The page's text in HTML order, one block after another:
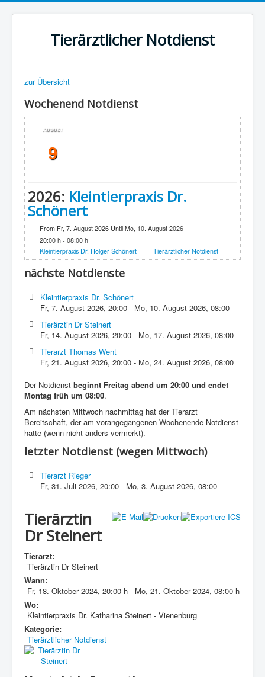
Tierärztlicher Notdienst
zur Übersicht
Wochenend Notdienst
AUGUST
9
2026: Kleintierpraxis Dr.
Schönert
From Fr, 7. August 2026 Until Mo, 10. August 2026
20:00 h - 08:00 h
Kleintierpraxis Dr. Holger Schönert
Tierärztlicher Notdienst
nächste Notdienste
Kleintierpraxis Dr. Schönert
Fr, 7. August 2026,20:00 - Mo, 10. August 2026,08:00
Tierärztin Dr Steinert
Fr, 14. August 2026,20:00 - Mo, 17. August 2026,08:00
Tierarzt Thomas Went
Fr, 21. August 2026,20:00 - Mo, 24. August 2026,08:00
Der Notdienst beginnt Freitag abend um 20:00 und endet
Montag früh um 08:00.
Am nächsten Mittwoch nachmittag hat der Tierarzt
Bereitschaft, der am vorangegangenen Wochenende Notdienst
hatte (wenn nicht anders vermerkt).
letzter Notdienst (wegen Mittwoch)
Tierarzt Rieger
Fr, 31. Juli 2026,20:00 - Mo, 3. August 2026,08:00
Tierärztin
Dr Steinert
Tierarzt:
Tierärztin Dr Steinert
Wann:
Fr, 18. Oktober 2024, 20:00 h - Mo, 21. Oktober 2024, 08:00 h
Wo:
Kleintierpraxis Dr. Katharina Steinert - Vienenburg
Kategorie:
Tierärztlicher Notdienst